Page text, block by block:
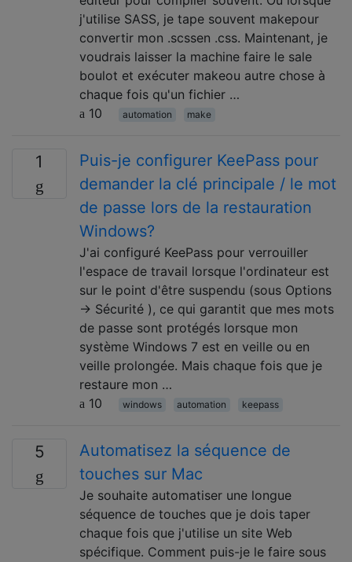
j'utilise SASS, je tape souvent makepour
convertir mon .scssen .css. Maintenant, je
voudrais laisser la machine faire le sale
boulot et exécuter makeou autre chose à
chaque fois qu'un fichier …
10
automation make
1
Puis-je configurer KeePass pour
demander la clé principale / le mot
de passe lors de la restauration
Windows?
J'ai configuré KeePass pour verrouiller
l'espace de travail lorsque l'ordinateur est
sur le point d'être suspendu (sous Options
→ Sécurité ), ce qui garantit que mes mots
de passe sont protégés lorsque mon
système Windows 7 est en veille ou en
veille prolongée. Mais chaque fois que je
restaure mon …
10
windows automation keepass
5
Automatisez la séquence de
touches sur Mac
Je souhaite automatiser une longue
séquence de touches que je dois taper
chaque fois que j'utilise un site Web
spécifique. Comment puis-je le faire sous